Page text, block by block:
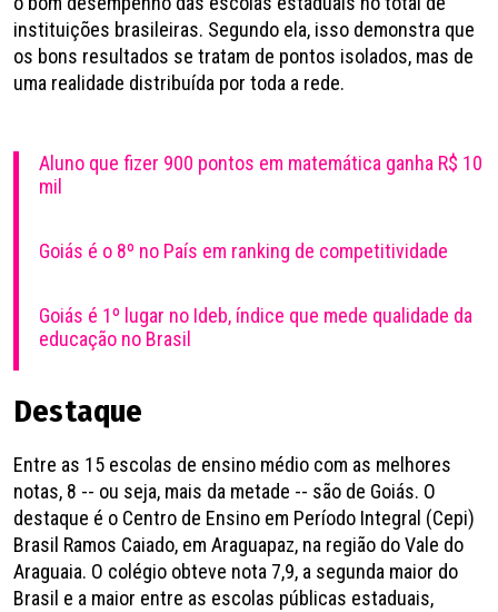
instituições brasileiras. Segundo ela, isso demonstra que
os bons resultados se tratam de pontos isolados, mas de
uma realidade distribuída por toda a rede.
Aluno que fizer 900 pontos em matemática ganha R$ 10
mil
Goiás é o 8º no País em ranking de competitividade
Goiás é 1º lugar no Ideb, índice que mede qualidade da
educação no Brasil
Destaque
Entre as 15 escolas de ensino médio com as melhores
notas, 8 -- ou seja, mais da metade -- são de Goiás. O
destaque é o Centro de Ensino em Período Integral (Cepi)
Brasil Ramos Caiado, em Araguapaz, na região do Vale do
Araguaia. O colégio obteve nota 7,9, a segunda maior do
Brasil e a maior entre as escolas públicas estaduais,